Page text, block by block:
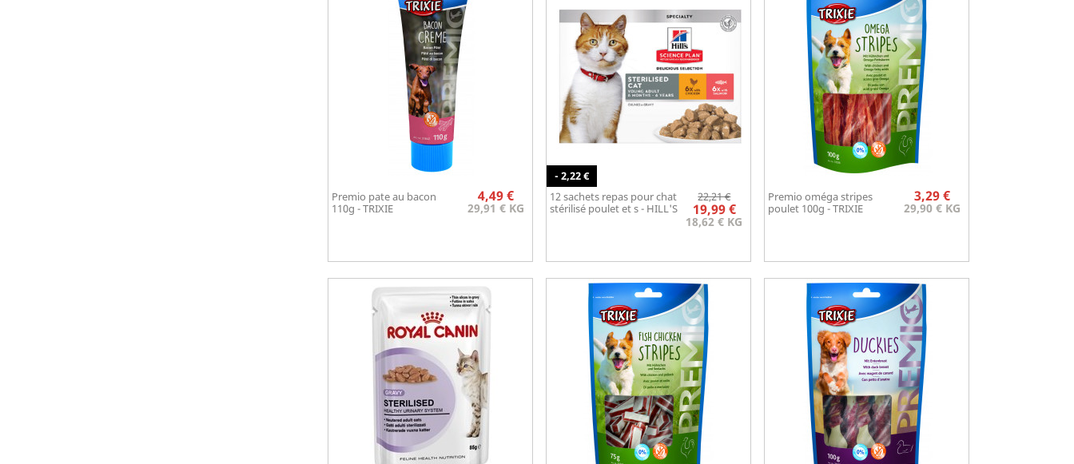
Premio pate au bacon
110g - TRIXIE
Prix
4,49 €
29,91 € KG
 Aperçu rapide
12 sachets repas pour chat
stérilisé poulet et s - HILL'S
Prix
- 2,22 €
Prix
de
base
22,21 €
19,99 €
18,62 € KG
Aperçu rapide
Premio oméga stripes
poulet 100g - TRIXIE
Prix
3,29 €
29,90 € KG
Aperçu rapide